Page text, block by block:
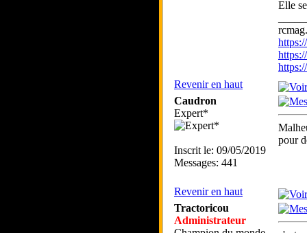
Elle
Revenir en haut
Caudron
Expert*
Inscrit le: 09/05/2019
Messages: 441
pour
Revenir en haut
Tractoricou
Administrateur